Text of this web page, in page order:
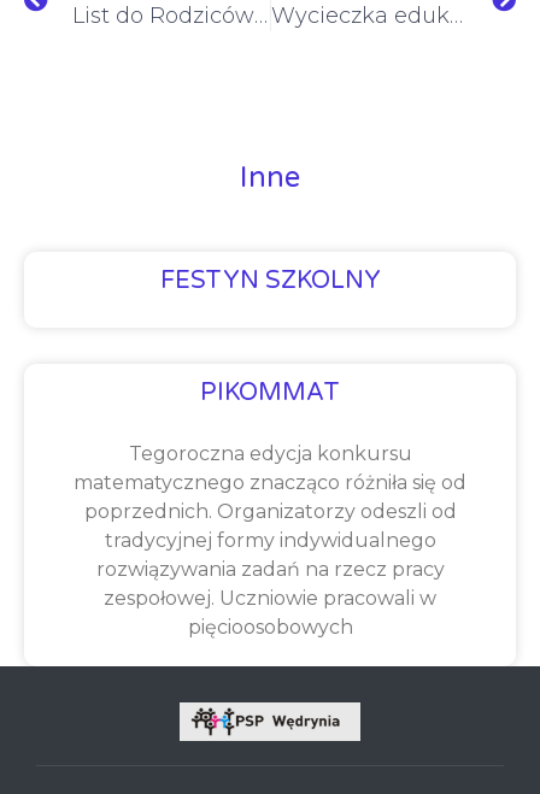
List do Rodziców 26.8.2021 Wycieczka edukacyjna do Krakowa
Inne
FESTYN SZKOLNY
PIKOMMAT
Tegoroczna edycja konkursu
matematycznego znacząco różniła się od
poprzednich. Organizatorzy odeszli od
tradycyjnej formy indywidualnego
rozwiązywania zadań na rzecz pracy
zespołowej. Uczniowie pracowali w
pięcioosobowych